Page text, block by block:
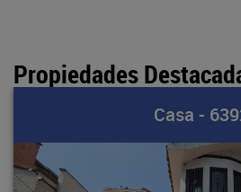
Propiedades
Casa - 6392